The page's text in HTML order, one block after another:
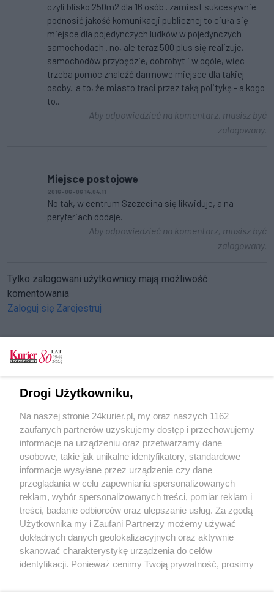
czyli blisko 250m2 dla 16 osób.. zamiast sukcesywnie
podnosić jakość komunikacji publicznej to ciuła się
miejsce dla pojedynczych ludków w pojedynczych
samochodach.. no, ale teraz 500 plus się realizuje,
samochodów przybędzie, dobrobyt i w ogóle, więc
trzeba pomóc znaleźć darmowe miejsce dla takiej
osoby.. a to, że miasto traci przez taką politykę - a kogo
to..
Aby odpowiedzieć na komentarz, musisz być
zalogowany.
Miejsce postojowe
2016-06-06 14:04:11
No tak, w centrum Szczecina się likwiduje, a na
peryferiach dodaje.
Aby odpowiedzieć na komentarz, musisz być
zalogowany.
Tylko zalogowani użytkownicy mają możliwość
komentowania
Zaloguj się Zarejestruj
Szczecin nie dla samochodów...
Nie zaciągnęła hamulca
Parking dla jednośladów
POGODA
20℃
Zobacz prognozę na 3 dni
Drogi Użytkowniku,
Na naszej stronie 24kurier.pl, my oraz naszych 1162
zaufanych partnerów uzyskujemy dostęp i przechowujemy
informacje na urządzeniu oraz przetwarzamy dane
osobowe, takie jak unikalne identyfikatory, standardowe
informacje wysyłane przez urządzenie czy dane
przeglądania w celu zapewniania spersonalizowanych
reklam, wybór spersonalizowanych treści, pomiar reklam i
treści, badanie odbiorców oraz ulepszanie usług. Za zgodą
Użytkownika my i Zaufani Partnerzy możemy używać
dokładnych danych geolokalizacyjnych oraz aktywnie
skanować charakterystykę urządzenia do celów
identyfikacji. Ponieważ cenimy Twoją prywatność, prosimy